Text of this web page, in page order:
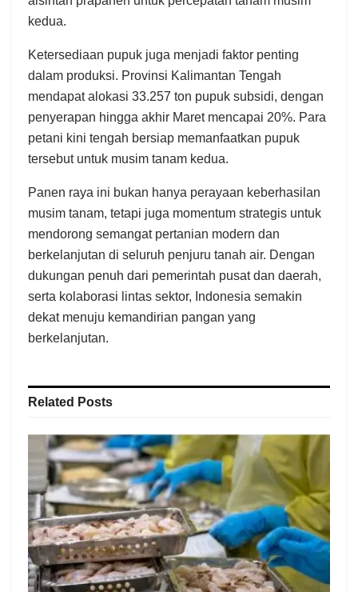
kedua. ​
Ketersediaan pupuk juga menjadi faktor penting
dalam produksi. Provinsi Kalimantan Tengah
mendapat alokasi 33.257 ton pupuk subsidi, dengan
penyerapan hingga akhir Maret mencapai 20%. Para
petani kini tengah bersiap memanfaatkan pupuk
tersebut untuk musim tanam kedua.
Panen raya ini bukan hanya perayaan keberhasilan
musim tanam, tetapi juga momentum strategis untuk
mendorong semangat pertanian modern dan
berkelanjutan di seluruh penjuru tanah air. Dengan
dukungan penuh dari pemerintah pusat dan daerah,
serta kolaborasi lintas sektor, Indonesia semakin
dekat menuju kemandirian pangan yang
berkelanjutan.​
Related Posts